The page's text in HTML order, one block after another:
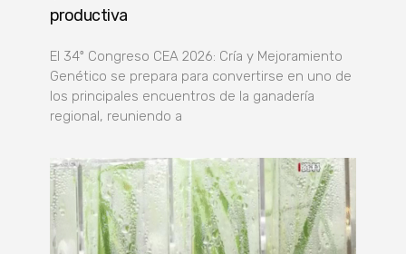
productiva
El 34º Congreso CEA 2026: Cría y Mejoramiento
Genético se prepara para convertirse en uno de
los principales encuentros de la ganadería
regional, reuniendo a